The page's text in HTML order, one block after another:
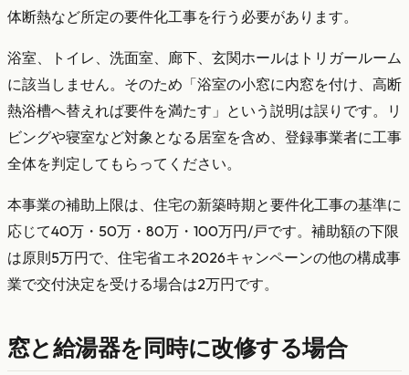
体断熱など所定の要件化工事を行う必要があります。
浴室、トイレ、洗面室、廊下、玄関ホールはトリガールーム
に該当しません。そのため「浴室の小窓に内窓を付け、高断
熱浴槽へ替えれば要件を満たす」という説明は誤りです。リ
ビングや寝室など対象となる居室を含め、登録事業者に工事
全体を判定してもらってください。
本事業の補助上限は、住宅の新築時期と要件化工事の基準に
応じて40万・50万・80万・100万円/戸です。補助額の下限
は原則5万円で、住宅省エネ2026キャンペーンの他の構成事
業で交付決定を受ける場合は2万円です。
窓と給湯器を同時に改修する場合